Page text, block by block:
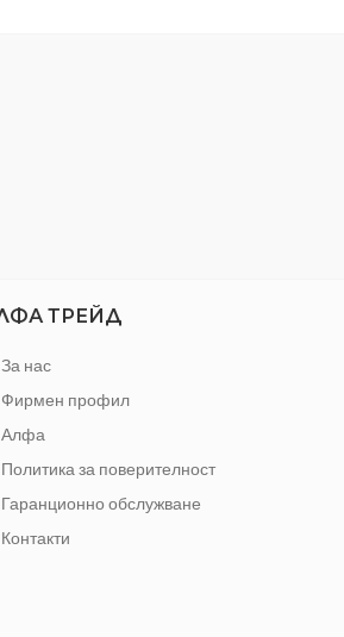
ТРЕЙД
За нас
Фирмен профил
Алфа
Политика за поверителност
Гаранционно обслужване
Контакти